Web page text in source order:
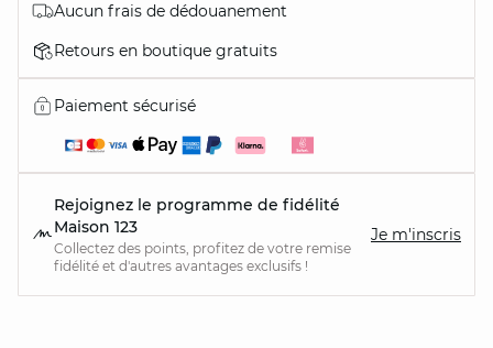
Aucun frais de dédouanement
Retours en boutique gratuits
Paiement sécurisé
Rejoignez le programme de fidélité
Maison 123
Collectez des points, profitez de votre remise
fidélité et d'autres avantages exclusifs !
Je m'inscris